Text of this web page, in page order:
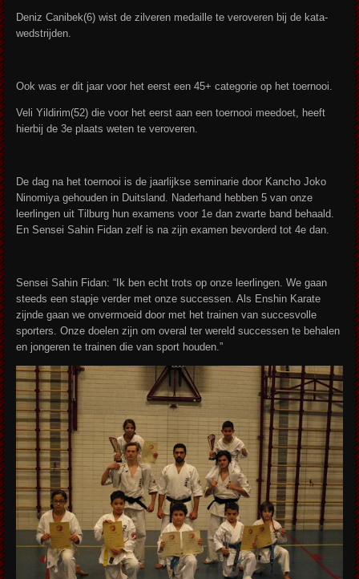
Deniz Canibek(6) wist de zilveren medaille te veroveren bij de kata-
wedstrijden.
Ook was er dit jaar voor het eerst een 45+ categorie op het toernooi.
Veli Yildirim(52) die voor het eerst aan een toernooi meedoet, heeft
hierbij de 3e plaats weten te veroveren.
De dag na het toernooi is de jaarlijkse seminarie door Kancho Joko
Ninomiya gehouden in Duitsland. Naderhand hebben 5 van onze
leerlingen uit Tilburg hun examens voor 1e dan zwarte band behaald.
En Sensei Sahin Fidan zelf is na zijn examen bevorderd tot 4e dan.
Sensei Sahin Fidan: “Ik ben echt trots op onze leerlingen. We gaan
steeds een stapje verder met onze successen. Als Enshin Karate
zijnde gaan we onvermoeid door met het trainen van succesvolle
sporters. Onze doelen zijn om overal ter wereld successen te behalen
en jongeren te trainen die van sport houden.”